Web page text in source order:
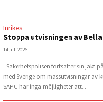
Inrikes
Stoppa utvisningen av
14 juli 2026
Säkerhetspolisen fortsätter sin jakt
med Sverige om massutvisningar av
SÄPO har inga möjligheter att...